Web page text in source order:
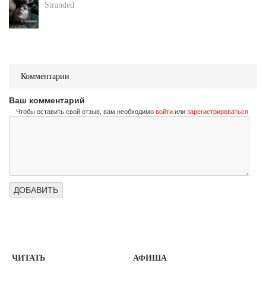
Stranded
Комментарии
Ваш комментарий
Чтобы оставить свой отзыв, вам необходимо войти или зарегистрироваться
ЧИТАТЬ АФИША